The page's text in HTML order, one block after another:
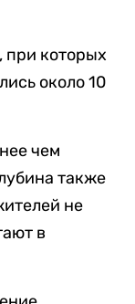
при которых
около 10
чем
также
не
в